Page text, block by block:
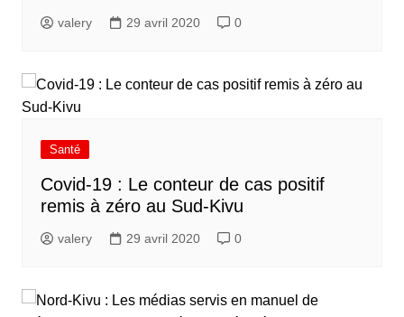
valery 29 avril 2020 0
Santé
Covid-19 : Le conteur de cas positif
remis à zéro au Sud-Kivu
valery 29 avril 2020 0